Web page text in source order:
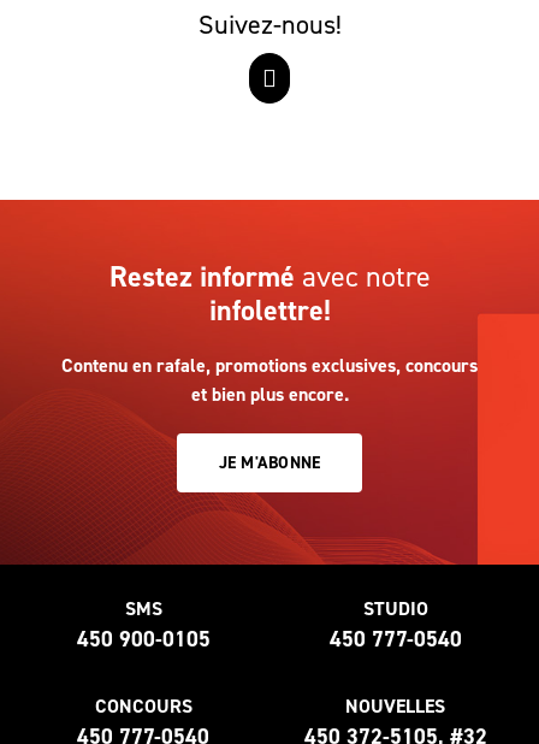
Suivez-nous!
Restez informé avec notre
infolettre!
Contenu en rafale, promotions exclusives, concours
et bien plus encore.
JE M'ABONNE
SMS
450 900-0105
STUDIO
450 777-0540
CONCOURS
450 777-0540
NOUVELLES
450 372-5105, #32